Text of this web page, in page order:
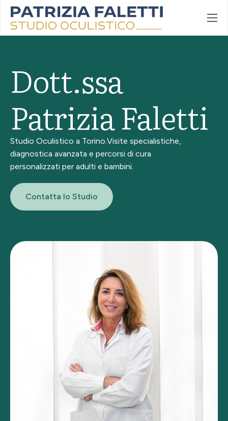
Home
Patologie e trattamenti
Dott.ssa
Patrizia Faletti
Studio Oculistico a Torino.Visite specialistiche,
diagnostica avanzata e percorsi di cura
personalizzati per adulti e bambini.
Contatta lo Studio